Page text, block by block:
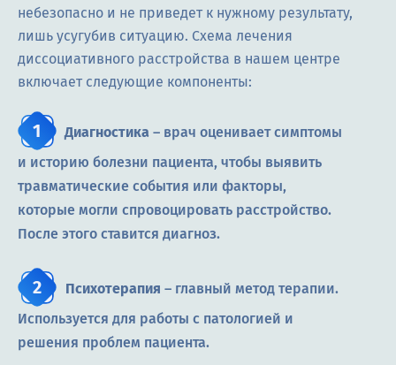
небезопасно и не приведет к нужному результату,
лишь усугубив ситуацию. Схема лечения
диссоциативного расстройства в нашем центре
включает следующие компоненты:
Диагностика – врач оценивает симптомы
и историю болезни пациента, чтобы выявить
травматические события или факторы,
которые могли спровоцировать расстройство.
После этого ставится диагноз.
Психотерапия – главный метод терапии.
Используется для работы с патологией и
решения проблем пациента.